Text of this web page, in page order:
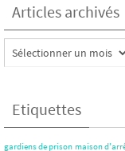
Articles archivés
Articles
archivés
Etiquettes
gardiens de prison maison